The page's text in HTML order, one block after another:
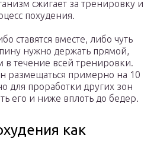
сжигает за тренировку и
похудения.
ставятся вместе, либо чуть
нужно держать прямой,
в течение всей тренировки.
размещаться примерно на 10
для проработки других зон
его и ниже вплоть до бедер.
как